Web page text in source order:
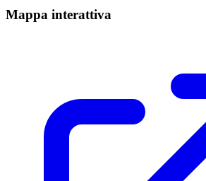
Mappa interattiva